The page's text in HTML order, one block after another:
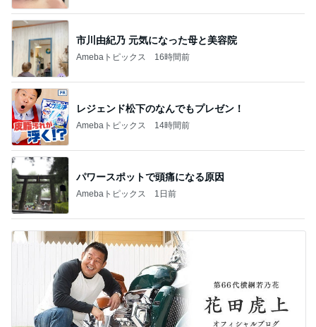
市川由紀乃 元気になった母と美容院
Amebaトピックス 16時間前
レジェンド松下のなんでもプレゼン！
Amebaトピックス 14時間前
パワースポットで頭痛になる原因
Amebaトピックス 1日前